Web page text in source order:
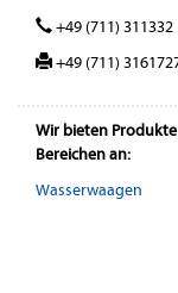
+49 (711) 311332
+49 (711)
Wir bieten
Bereichen an:
Wasserwaagen